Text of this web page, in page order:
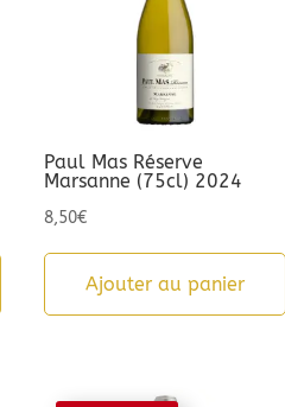
Paul Mas Réserve
Marsanne (75cl) 2024
8,50€
Ajouter au panier